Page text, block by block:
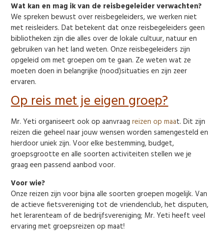
Wat kan en mag ik van de reisbegeleider verwachten?
We spreken bewust over reisbegeleiders, we werken niet
met reisleiders. Dat betekent dat onze reisbegeleiders geen
bibliotheken zijn die alles over de lokale cultuur, natuur en
gebruiken van het land weten. Onze reisbegeleiders zijn
opgeleid om met groepen om te gaan. Ze weten wat ze
moeten doen in belangrijke (nood)situaties en zijn zeer
ervaren.
Op reis met je eigen groep?
Mr. Yeti organiseert ook op aanvraagreizen op maat. Dit zijn
reizen die geheel naar jouw wensen worden samengesteld en
hierdoor uniek zijn. Voor elke bestemming, budget,
groepsgrootte en alle soorten activiteiten stellen we je
graag een passend aanbod voor.
Voor wie?
Onze reizen zijn voor bijna alle soorten groepen mogelijk. Van
de actieve fietsvereniging tot de vriendenclub, het disputen,
het lerarenteam of de bedrijfsvereniging; Mr. Yeti heeft veel
ervaring met groepsreizen op maat!